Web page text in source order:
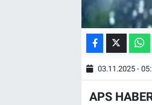
03.11.2025 -
APS